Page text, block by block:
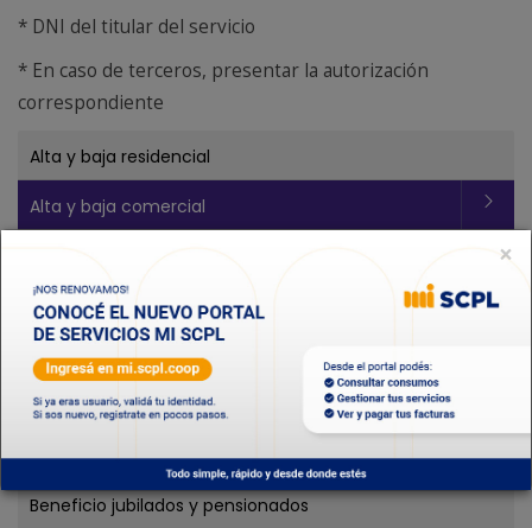
* DNI del titular del servicio
* En caso de terceros, presentar la autorización
correspondiente
Alta y baja residencial
Alta y baja comercial
Adhesión al servicio de saneamiento
Adhesión al servicio solidario de sepelios
Solicitud de servicio de Internet
Electrodependientes
Beneficio jubilados y pensionados
×